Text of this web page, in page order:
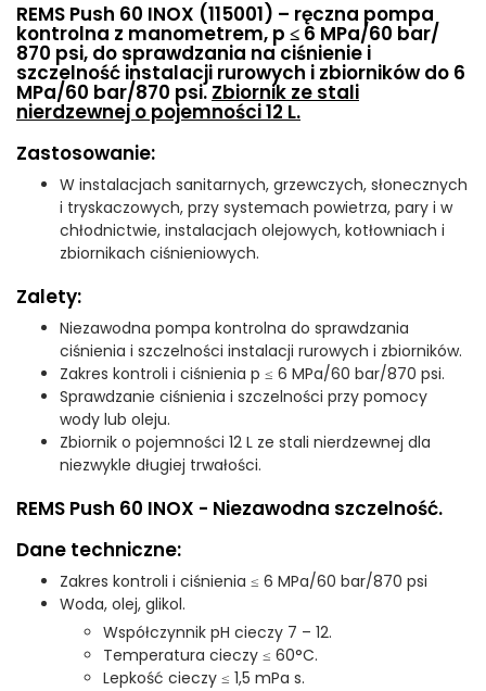
REMS Push 60 INOX (115001) – ręczna pompa
kontrolna z manometrem, p ≤ 6 MPa/60 bar/
870 psi, do sprawdzania na ciśnienie i
szczelność instalacji rurowych i zbiorników do 6
MPa/60 bar/870 psi.Zbiornik ze stali
nierdzewnej o pojemności 12 L.
Zastosowanie:
W instalacjach sanitarnych, grzewczych, słonecznych
i tryskaczowych, przy systemach powietrza, pary i w
chłodnictwie, instalacjach olejowych, kotłowniach i
zbiornikach ciśnieniowych.
Zalety:
Niezawodna pompa kontrolna do sprawdzania
ciśnienia i szczelności instalacji rurowych i zbiorników.
Zakres kontroli i ciśnienia p ≤ 6 MPa/60 bar/870 psi.
Sprawdzanie ciśnienia i szczelności przy pomocy
wody lub oleju.
Zbiornik o pojemności 12 L ze stali nierdzewnej dla
niezwykle długiej trwałości.
REMS Push 60 INOX - Niezawodna szczelność.
Dane techniczne:
Zakres kontroli i ciśnienia ≤ 6 MPa/60 bar/870 psi
Woda, olej, glikol.
Współczynnik pH cieczy 7 – 12.
Temperatura cieczy ≤ 60°C.
Lepkość cieczy ≤ 1,5 mPa s.